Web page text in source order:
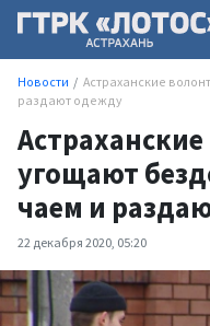
Новости
Астраханские
раздают одежду
угощают
чаем и
22 декабря 2020, 05:20